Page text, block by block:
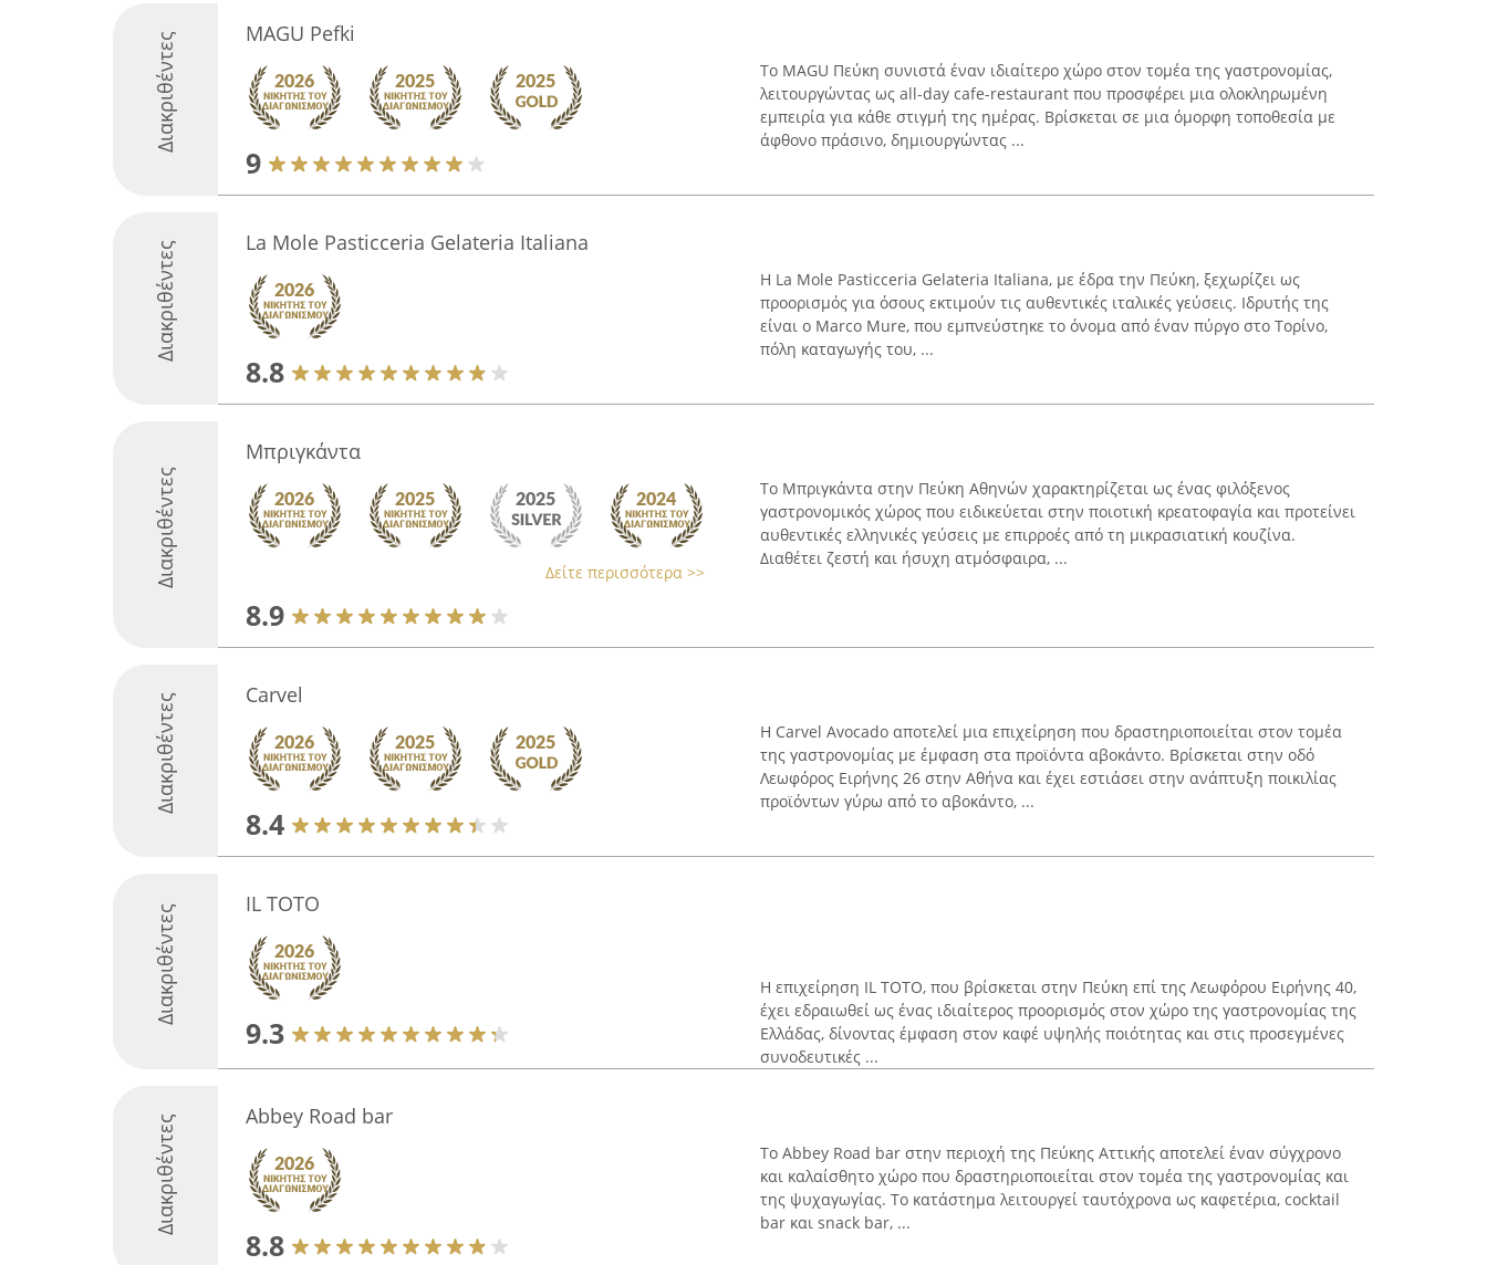
Διακριθέντες MAGU Pefki
9
Το MAGU Πεύκη συνιστά έναν ιδιαίτερο χώρο στον τομέα της γαστρονομίας,
λειτουργώντας ως all-day cafe-restaurant που προσφέρει μια ολοκληρωμένη
εμπειρία για κάθε στιγμή της ημέρας. Βρίσκεται σε μια όμορφη τοποθεσία με
άφθονο πράσινο, δημιουργώντας ...
Διακριθέντες La Mole Pasticceria Gelateria Italiana
8.8
Η La Mole Pasticceria Gelateria Italiana, με έδρα την Πεύκη, ξεχωρίζει ως
προορισμός για όσους εκτιμούν τις αυθεντικές ιταλικές γεύσεις. Ιδρυτής της
είναι ο Marco Mure, που εμπνεύστηκε το όνομα από έναν πύργο στο Τορίνο,
πόλη καταγωγής του, ...
Διακριθέντες
Μπριγκάντα
Δείτε περισσότερα >>
8.9
Το Μπριγκάντα στην Πεύκη Αθηνών χαρακτηρίζεται ως ένας φιλόξενος
γαστρονομικός χώρος που ειδικεύεται στην ποιοτική κρεατοφαγία και προτείνει
αυθεντικές ελληνικές γεύσεις με επιρροές από τη μικρασιατική κουζίνα.
Διαθέτει ζεστή και ήσυχη ατμόσφαιρα, ...
Διακριθέντες Carvel
8.4
Η Carvel Avocado αποτελεί μια επιχείρηση που δραστηριοποιείται στον τομέα
της γαστρονομίας με έμφαση στα προϊόντα αβοκάντο. Βρίσκεται στην οδό
Λεωφόρος Ειρήνης 26 στην Αθήνα και έχει εστιάσει στην ανάπτυξη ποικιλίας
προϊόντων γύρω από το αβοκάντο, ...
Διακριθέντες IL TOTO
9.3
Η επιχείρηση IL TOTO, που βρίσκεται στην Πεύκη επί της Λεωφόρου Ειρήνης 40,
έχει εδραιωθεί ως ένας ιδιαίτερος προορισμός στον χώρο της γαστρονομίας της
Ελλάδας, δίνοντας έμφαση στον καφέ υψηλής ποιότητας και στις προσεγμένες
συνοδευτικές ...
Διακριθέντες Abbey Road bar
8.8
Το Abbey Road bar στην περιοχή της Πεύκης Αττικής αποτελεί έναν σύγχρονο
και καλαίσθητο χώρο που δραστηριοποιείται στον τομέα της γαστρονομίας και
της ψυχαγωγίας. Το κατάστημα λειτουργεί ταυτόχρονα ως καφετέρια, cocktail
bar και snack bar, ...